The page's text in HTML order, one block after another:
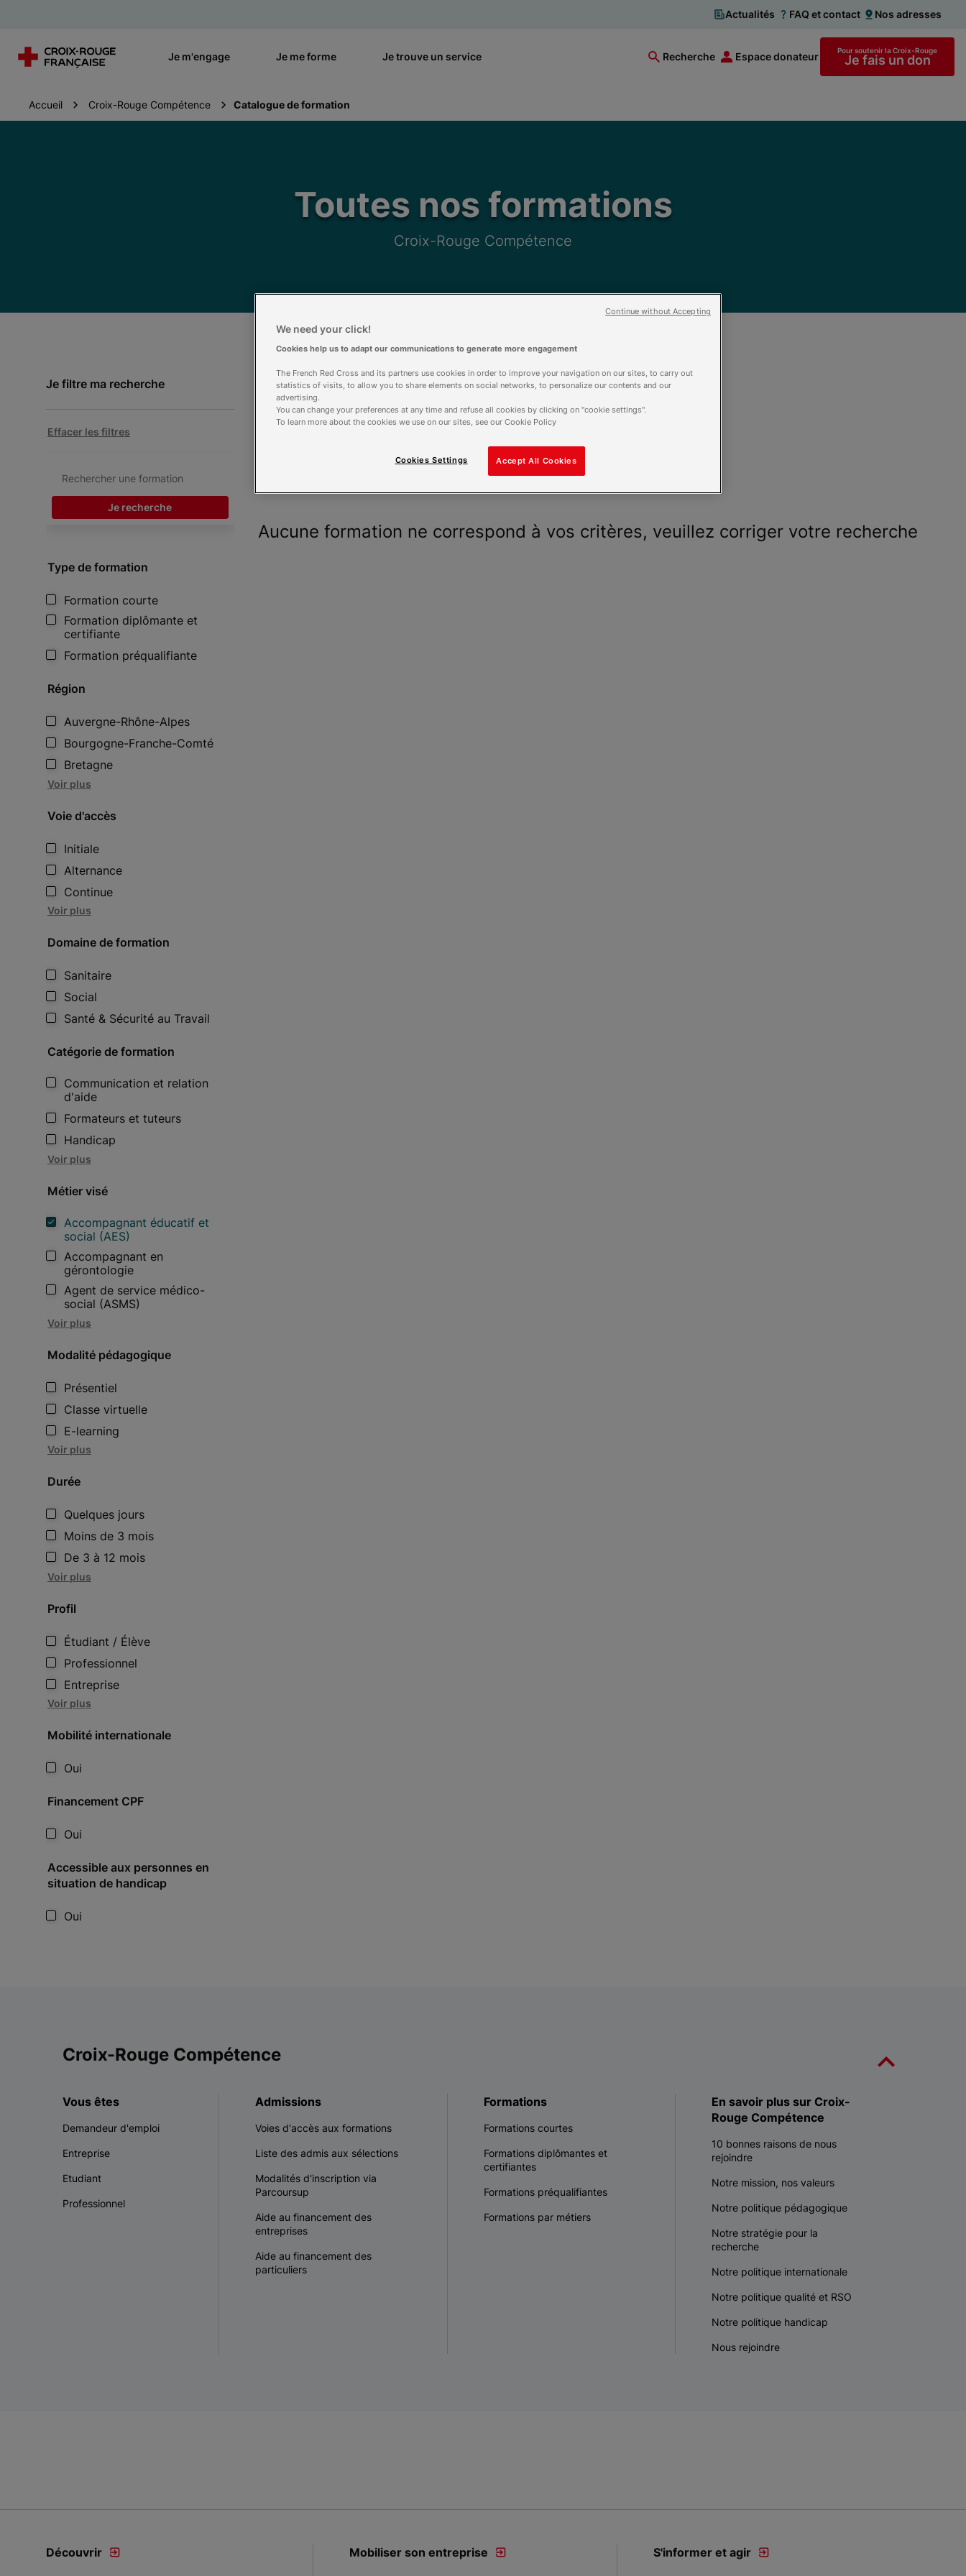
Actualités FAQ et contact Nos adresses
Je m'engage Je me forme Je trouve un service Recherche Espace donateur Pour soutenir la Croix-Rouge
Je fais un don
Accueil Croix-Rouge Compétence Catalogue de formation
Toutes nos formations
Croix-Rouge Compétence
Je filtre ma recherche
Effacer les filtres
Je recherche
Type de formation
Formation courte
Formation diplômante et
certifiante
Formation préqualifiante
Région
Auvergne-Rhône-Alpes
Bourgogne-Franche-Comté
Bretagne
Voir plus
Voie d'accès
Initiale
Alternance
Continue
Voir plus
Domaine de formation
Sanitaire
Social
Santé & Sécurité au Travail
Catégorie de formation
Communication et relation
d'aide
Formateurs et tuteurs
Handicap
Voir plus
Métier visé
Accompagnant éducatif et
social (AES)
Accompagnant en
gérontologie
Agent de service médico-
social (ASMS)
Voir plus
Modalité pédagogique
Présentiel
Classe virtuelle
E-learning
Voir plus
Durée
Quelques jours
Moins de 3 mois
De 3 à 12 mois
Voir plus
Profil
Étudiant / Élève
Professionnel
Entreprise
Voir plus
Mobilité internationale
Oui
Financement CPF
Oui
Accessible aux personnes en
situation de handicap
Oui
Aucune formation ne correspond à vos critères, veuillez corriger votre recherche
Croix-Rouge Compétence
Vous êtes
Demandeur d'emploi
Entreprise
Etudiant
Professionnel
Admissions
Voies d'accès aux formations
Liste des admis aux sélections
Modalités d'inscription via
Parcoursup
Aide au financement des
entreprises
Aide au financement des
particuliers
Formations
Formations courtes
Formations diplômantes et
certifiantes
Formations préqualifiantes
Formations par métiers
En savoir plus sur Croix-
Rouge Compétence
10 bonnes raisons de nous
rejoindre
Notre mission, nos valeurs
Notre politique pédagogique
Notre stratégie pour la
recherche
Notre politique internationale
Notre politique qualité et RSO
Notre politique handicap
Nous rejoindre
Découvrir Mobiliser son entreprise S'informer et agir
We need your click!
Cookies help us to adapt our communications to generate more engagement
The French Red Cross and its partners use cookies in order to improve your navigation on our sites, to carry out
statistics of visits, to allow you to share elements on social networks, to personalize our contents and our
advertising.
You can change your preferences at any time and refuse all cookies by clicking on "cookie settings".
To learn more about the cookies we use on our sites, see our Cookie Policy
Accept All Cookies
Cookies Settings
Continue without Accepting